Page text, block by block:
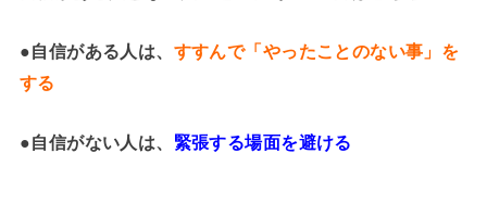
●自信がある人は、 すすんで「やったことのない事」を
する
●自信がない人は、 緊張する場面を避ける